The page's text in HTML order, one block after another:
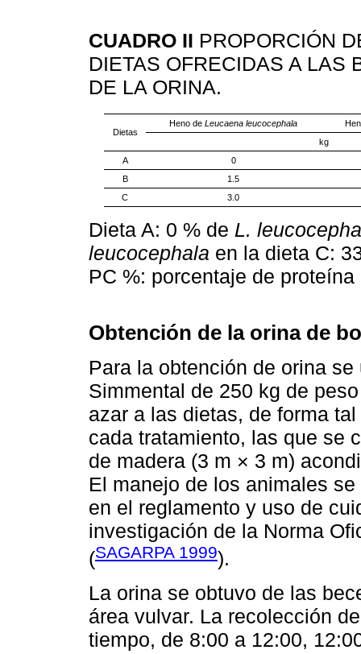
CUADRO II PROPORCIÓN
DIETAS OFRECIDAS A LAS
DE LA ORINA.
Dietas
Heno de Leucaena leucocephala
kg
A
0
B
1.5
C
3.0
Dieta A: 0 % de L.
leucocephala en la dieta C:
PC %: porcentaje de proteína
Obtención de la orina de
Para la obtención de orina
Simmental de 250 kg de
azar a las dietas, de forma
cada tratamiento, las que se
de madera (3 m × 3 m)
El manejo de los animales
en el reglamento y uso de
investigación de la Norma
(SAGARPA 1999).
La orina se obtuvo de las
área vulvar. La recolección
tiempo, de 8:00 a 12:00,